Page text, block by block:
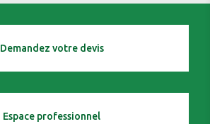
Demandez votre devis
Espace professionnel